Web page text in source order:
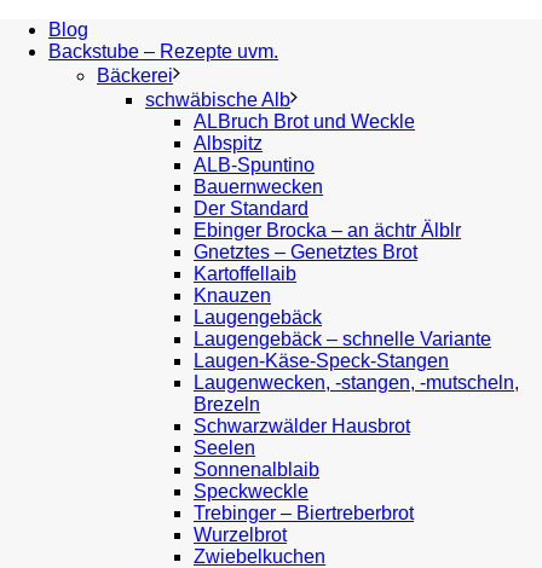
Blog
Backstube – Rezepte uvm.
Bäckerei
schwäbische Alb
ALBruch Brot und Weckle
Albspitz
ALB-Spuntino
Bauernwecken
Der Standard
Ebinger Brocka – an ächtr Älblr
Gnetztes – Genetztes Brot
Kartoffellaib
Knauzen
Laugengebäck
Laugengebäck – schnelle Variante
Laugen-Käse-Speck-Stangen
Laugenwecken, -stangen, -mutscheln,
Brezeln
Schwarzwälder Hausbrot
Seelen
Sonnenalblaib
Speckweckle
Trebinger – Biertreberbrot
Wurzelbrot
Zwiebelkuchen